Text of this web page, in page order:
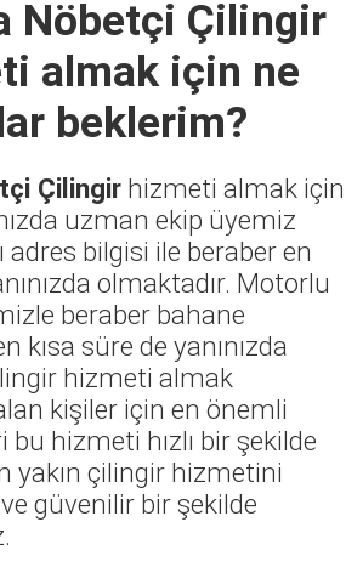
Nöbetçi Çilingir
almak için ne
beklerim?
Çilingir hizmeti almak için
uzman ekip üyemiz
adres bilgisi ile beraber en
olmaktadır. Motorlu
beraber bahane
kısa süre de yanınızda
hizmeti almak
kişiler için en önemli
hizmeti hızlı bir şekilde
yakın çilingir hizmetini
ve güvenilir bir şekilde